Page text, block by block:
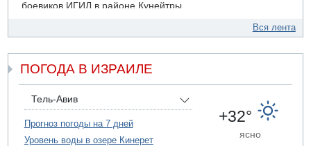
боевиков ИГИЛ в районе Кунейтры
Прогноз погоды: с понедельника усиление жары в
09.08.2026 15:49
Хуситы сообщили об ударе дроном по саудовскому НПЗ
09.08.2026 14:43
Умер пятилетний ребенок, забытый в закрытой машине
в Лоде
Вся лента
ПОГОДА В ИЗРАИЛЕ
Тель-Авив
Прогноз погоды на 7 дней
Уровень воды в озере Кинерет
+32°
ясно